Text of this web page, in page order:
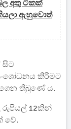
අතු ටිකක්
ඇහුවොත්
සිට
කිරීමට
ගෙන තිබුණේ ය.
රුපියල් 12කින්
වේ.